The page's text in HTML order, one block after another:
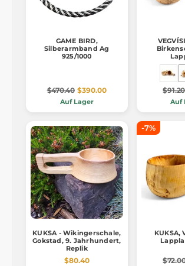
GAME BIRD,
Silberarmband Ag
925/1000
$470.40 $390.00
Auf Lager
$91.20
Auf
KUKSA - Wikingerschale,
Gokstad, 9. Jahrhundert,
Replik
$80.40
-7%
KUKSA,